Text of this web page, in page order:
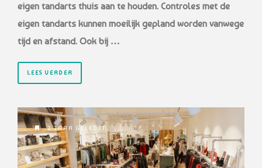
eigen tandarts thuis aan te houden. Controles met de
eigen tandarts kunnen moeilijk gepland worden vanwege
tijd en afstand. Ook bij …
LEES VERDER
2 JAAR GELEDEN